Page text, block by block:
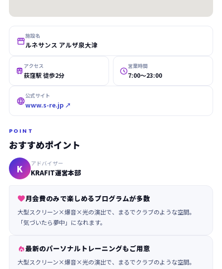
施設名
ルネサンス アルザ泉大津
 アクセス
荻窪駅 徒歩2分 営業時間
7:00〜23:00
公式サイト
www.s-re.jp ↗
POINT
おすすめポイント
K アドバイザー
KRAFIT運営本部
月会費のみで楽しめるプログラムが多数
大型スクリーン×爆音×光の演出で、まるでクラブのような空間。
「気づいたら夢中」になれます。
最新のパーソナルトレーニングもご用意
大型スクリーン×爆音×光の演出で、まるでクラブのような空間。